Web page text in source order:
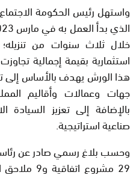
واستهل رئيس الحكومة الاجتماع
هذا الورش يهدف بالأساس إلى
جهات وعمالات وأقاليم
بالإضافة إلى تعزيز
صناعية استراتيجية.
وحسب بلاغ رسمي صادر عن
29 مشروع